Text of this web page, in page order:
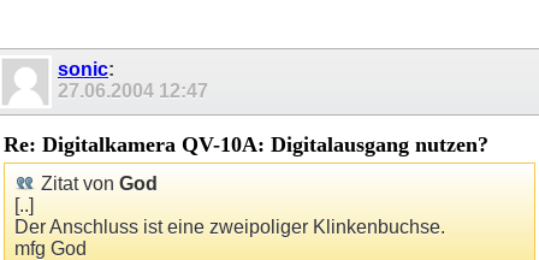
sonic:
27.06.2004 12:47
Re: Digitalkamera QV-10A: Digitalausgang nutzen?
Zitat von God
[..]
Der Anschluss ist eine zweipoliger Klinkenbuchse.
mfg God